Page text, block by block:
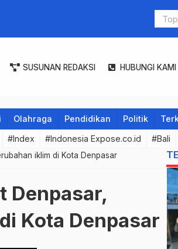
ITB Stikom
SUSUNAN REDAKSI HUBUNGI KAMI
Olahraga Pendidikan Politik
#Index #Indonesia Expose.co.id #Bali
iklim di Kota Denpasar
Denpasar,
Kota Denpasar